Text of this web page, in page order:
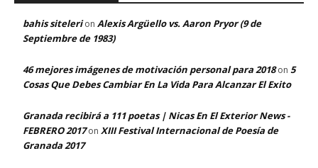
bahis sitelerion Alexis Argüello vs. Aaron Pryor (9 de
Septiembre de 1983)
46 mejores imágenes de motivación personal para 2018on 5
Cosas Que Debes Cambiar En La Vida Para Alcanzar El Exito
Granada recibirá a 111 poetas | Nicas En El Exterior News -
FEBRERO 2017on XIII Festival Internacional de Poesía de
Granada 2017